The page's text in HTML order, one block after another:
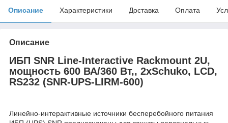
Описание Характеристики Доставка Оплата
Описание
ИБП SNR Line-Interactive Rackmount 2U,
мощность 600 ВА/360 Вт,, 2xSchuko, LCD,
RS232 (SNR-UPS-LIRM-600)
Линейно-интерактивные источники бесперебойного питания